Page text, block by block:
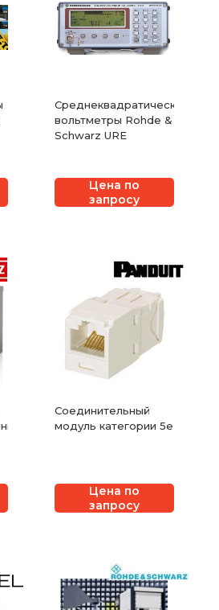
Среднеквадратические
вольтметры Rohde &
Schwarz URE
Цена по
запросу
Соединительный
модуль категории 5e
Цена по
запросу